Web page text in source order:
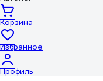
Корзина
Избранное
Профиль